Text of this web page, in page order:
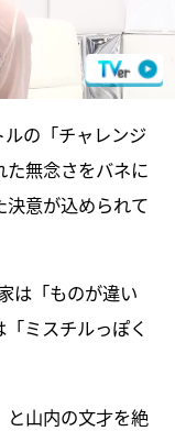
の「チャレンジ
無念さをバネに
決意が込められて
は「ものが違い
ミスチルっぽく
と山内の文才を絶